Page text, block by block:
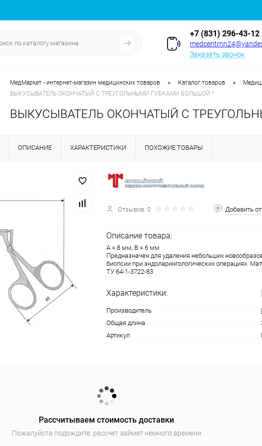
+7 (831) 296-43-12
Заказать звонок
МедМаркет - интернет-магазин медицинских товаров • Каталог товаров •
ВЫКУСЫВАТЕЛЬ ОКОНЧАТЫЙ С ТРЕУГОЛЬНЫМИ ГУБКАМИ БОЛЬШОЙ *
ВЫКУСЫВАТЕЛЬ ОКОНЧАТЫЙ С
ОПИСАНИЕ ХАРАКТЕРИСТИКИ ПОХОЖИЕ ТОВАРЫ
Отзывов: 0 Добавить
Описание товара:
А = 8 мм, В = 6 мм
Предназначен для удаления небольших
биопсии при эндоларингологических операциях.
ТУ 64-1-3722-83
Характеристики:
Производитель
Общая длина
Артикул
Рассчитываем стоимость доставки
Пожалуйста подождите, рассчет займет немного времени